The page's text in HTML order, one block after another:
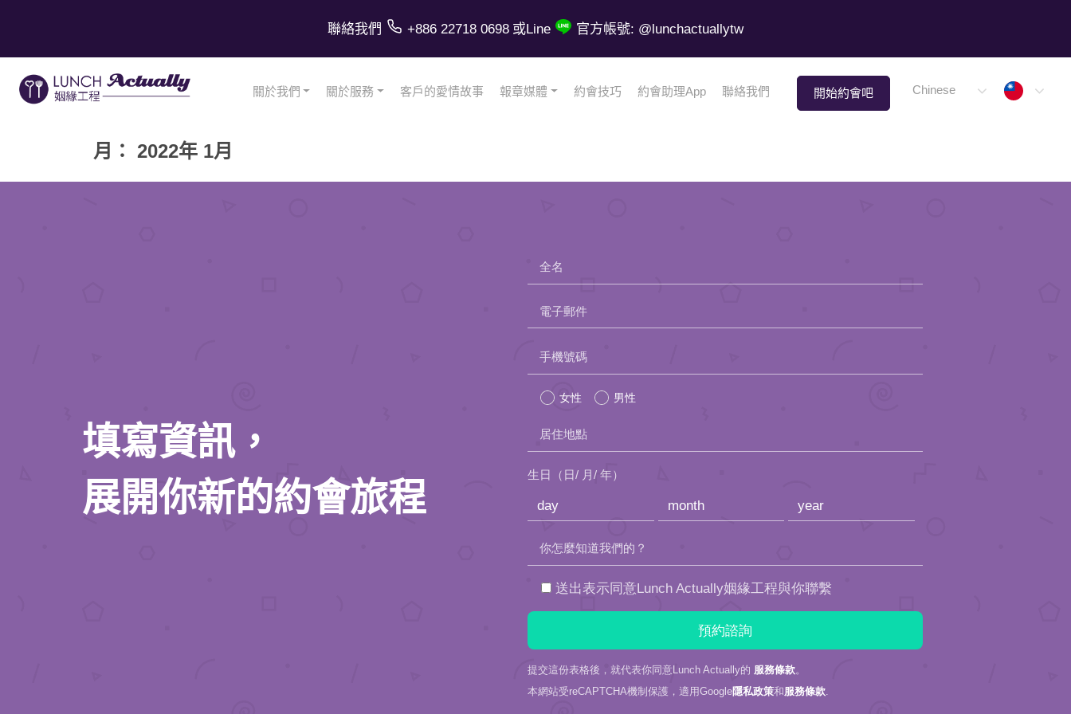
聯絡我們 +886 22718 0698 或Line 官方帳號: @lunchactuallytw
關於我們 關於服務 客戶的愛情故事 報章媒體 約會技巧 約會助理App 聯絡我們 開始約會吧 Chinese Taiwan
月： 2022年 1月
填寫資訊，
展開你新的約會旅程
全名
電子郵件
Please
field
empty.
手機號碼
女性 男性
居住地點
生日（日/ 月/ 年）
你怎麼知道我們的？
送出表示同意Lunch Actually姻緣工程與你聯繫
提交這份表格後，就代表你同意Lunch Actually的 服務條款。
本網站受reCAPTCHA機制保護，適用Google隱私政策和服務條款.